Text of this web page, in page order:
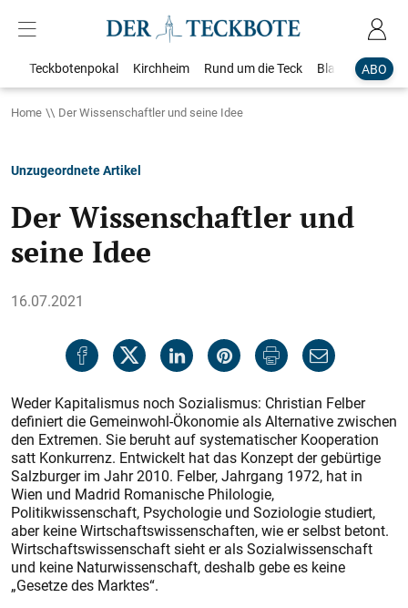
ABO
Teckbotenpokal Kirchheim Rund um die Teck Blaulicht
Home Der Wissenschaftler und seine Idee
Unzugeordnete Artikel
Der Wissenschaftler und
seine Idee
16.07.2021
Weder Kapitalismus noch Sozialismus: Chris­tian Felber
definiert die Gemeinwohl-Ökonomie als Alternative zwischen
den Extremen. Sie be­ruht auf systematischer Kooperation
satt Konkurrenz. Entwickelt hat das Konzept der gebürtige
Salzburger im Jahr 2010. Felber, Jahrgang 1972, hat in
Wien und Madrid Romanische Philologie,
Politikwissenschaft, Psychologie und Soziologie studiert,
aber keine Wirtschaftswissenschaften, wie er selbst betont.
Wirtschaftswissenschaft sieht er als Sozialwissenschaft
und keine Naturwissenschaft, deshalb gebe es keine
„Gesetze des Marktes“.